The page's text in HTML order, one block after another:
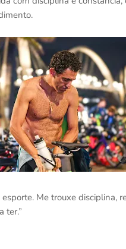
Me trouxe disciplina,
ter.”